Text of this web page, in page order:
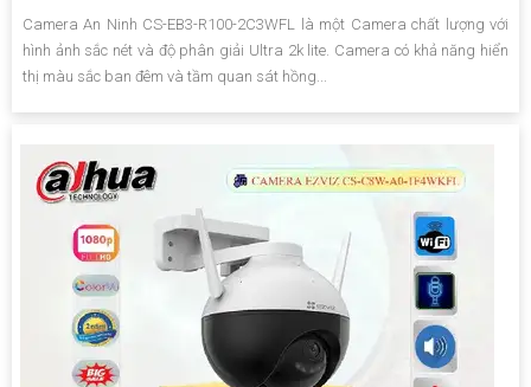
Camera An Ninh CS-EB3-R100-2C3WFL là một Camera chất lượng với
hình ảnh sắc nét và độ phân giải Ultra 2k lite. Camera có khả năng hiển
thị màu sắc ban đêm và tầm quan sát hồng...